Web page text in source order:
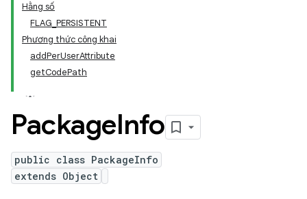
Hằng số
FLAG_PERSISTENT
Phương thức công khai
addPerUserAttribute
getCodePath
PackageInfo
public class PackageInfo
extends Object